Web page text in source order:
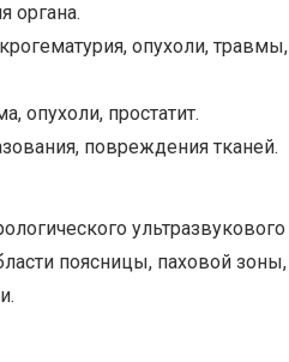
органа.
опухоли,
опухоли, простатит.
повреждения тканей.
поясницы, паховой зоны,